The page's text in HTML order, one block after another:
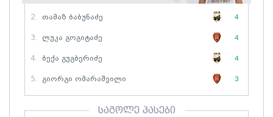
2. Თამაზ Ბაბუნაძე 4
3. Ლუკა Გოგიტაძე 4
4. Ბექა Გუგბერიძე 4
5. Გიორგი Ომარაშვილი 3
საგოლე პასები